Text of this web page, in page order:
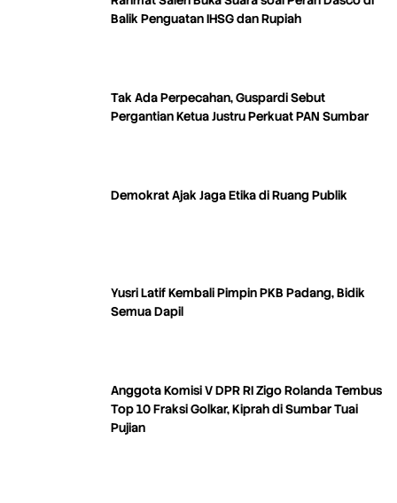
Balik Penguatan IHSG dan Rupiah
Tak Ada Perpecahan, Guspardi Sebut
Pergantian Ketua Justru Perkuat PAN Sumbar
Demokrat Ajak Jaga Etika di Ruang Publik
Yusri Latif Kembali Pimpin PKB Padang, Bidik
Semua Dapil
Anggota Komisi V DPR RI Zigo Rolanda Tembus
Top 10 Fraksi Golkar, Kiprah di Sumbar Tuai
Pujian